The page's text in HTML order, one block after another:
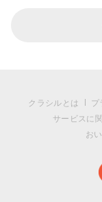
クラシルとは プ
サービスに
お